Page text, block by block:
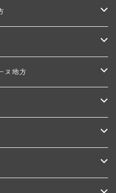
ベルタン)
ュヴレ・シャンベルタン)
ナン・ヴェルジュレス)
ー)
)
ヌ地方
ジュ)
ョン(エルミタージュ)
フ・デュ・パプ)
ュ・パプ)